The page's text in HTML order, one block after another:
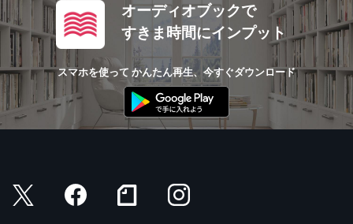
オーディオブックで
すきま時間にインプット
スマホを使って かんたん再生、今すぐダウンロード